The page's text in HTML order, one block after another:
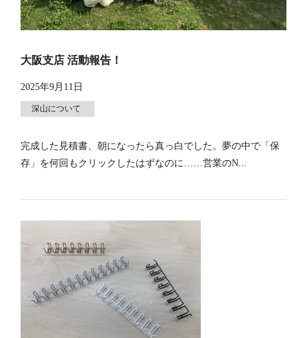
大阪支店 活動報告！
2025年9月11日
深山について
完成した見積書、朝になったら真っ白でした。夢の中で「保
存」を何回もクリックしたはずなのに……営業のN...